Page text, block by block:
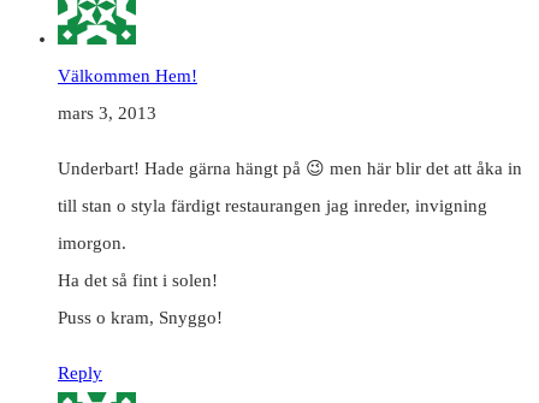
Välkommen Hem!
mars 3, 2013
Underbart! Hade gärna hängt på 😉 men här blir det att åka in
till stan o styla färdigt restaurangen jag inreder, invigning
imorgon.
Ha det så fint i solen!
Puss o kram, Snyggo!
Reply